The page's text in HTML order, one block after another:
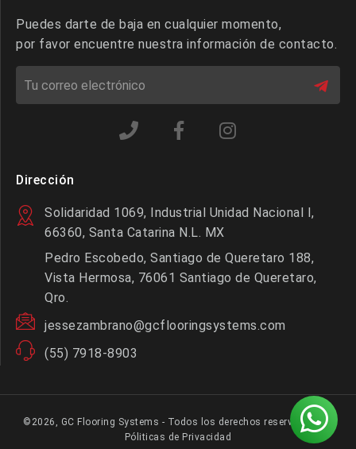
Puedes darte de baja en cualquier momento,
por favor encuentre nuestra información de contacto.
Dirección
Solidaridad 1069, Industrial Unidad Nacional I,
66360, Santa Catarina N.L. MX
Pedro Escobedo, Santiago de Queretaro 188,
Vista Hermosa, 76061 Santiago de Queretaro,
Qro.
jessezambrano@gcflooringsystems.com
(55) 7918-8903
©2026, GC Flooring Systems - Todos los derechos reservados |
Póliticas de Privacidad